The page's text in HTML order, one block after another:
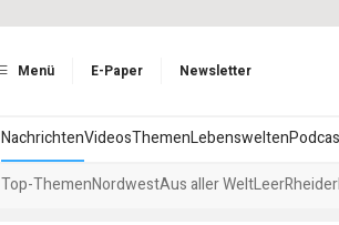
Menü E-Paper Newsletter
NachrichtenVideosThemenLebenswelten
Top-ThemenNordwestAus aller WeltLeer